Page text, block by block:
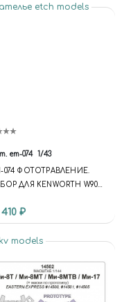
etch models
em-074 1/43
074 ФОТОТРАВЛЕНИЕ.
ДЛЯ KENWORTH W900
₽
models